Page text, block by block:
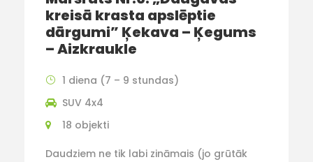
kreisā krasta apslēptie
dārgumi” Ķekava – Ķegums
– Aizkraukle
1 diena (7 – 9 stundas)
SUV 4x4
18 objekti
Daudziem ne tik labi zināmais (jo grūtāk